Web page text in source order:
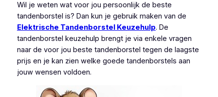
Wil je weten wat voor jou persoonlijk de beste
tandenborstel is? Dan kun je gebruik maken van de
Elektrische Tandenborstel Keuzehulp. De
tandenborstel keuzehulp brengt je via enkele vragen
naar de voor jou beste tandenborstel tegen de laagste
prijs en je kan zien welke goede tandenborstels aan
jouw wensen voldoen.